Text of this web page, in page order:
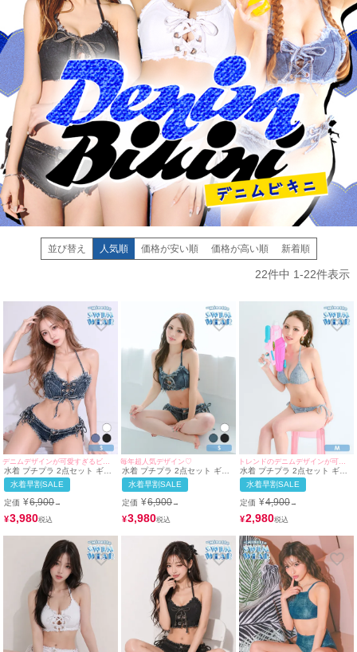
並び替え 人気順 価格が安い順 価格が高い順 新着順
22件中 1-22件表示
水着 プチプラ 2点セット ギャ
ル セット リボン 編み上げ デ
ニム ローライズ 青 ブルベ ビ
キニ (Sサイズ対応) |
myMinette/マイミネット
水着早割SALE
定価 ¥6,900→
¥3,980
毎年超人気デザイン♡
水着 プチプラ 2点セット ギャ
ル ホルターネック バストクロ
ス デニム 青 ブルベ ビキニ (み
のり着用/Sサイズ対応) |
myMinette/マイミネット
水着早割SALE
定価 ¥6,900→
¥3,980
トレンドのデニムデザインが可愛い♡
水着 プチプラ 2点セット ギャ
ル ホルターネック 三角ビキニ
紐ビキニ カジュアル シンプル
デニム 青 ブルベ (みのり着
用/Mサイズ着用) | myMinette/
マイミネット
水着早割SALE
定価 ¥4,900→
¥2,980